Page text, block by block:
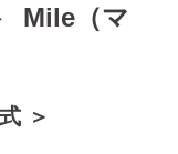
Mile（マ
＞